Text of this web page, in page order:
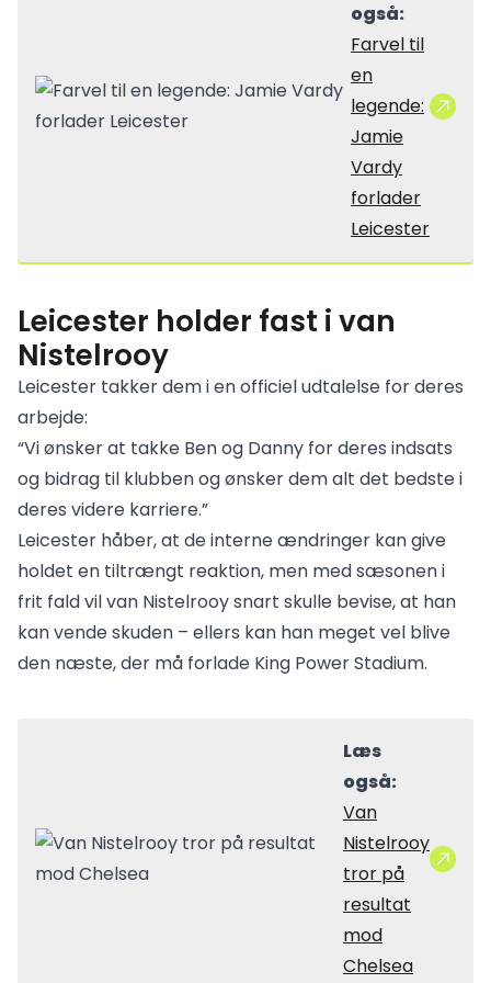
også:
Farvel til
en
legende:
Jamie
Vardy
forlader
Leicester
Leicester holder fast i van
Nistelrooy
Leicester takker dem i en officiel udtalelse for deres
arbejde:
“Vi ønsker at takke Ben og Danny for deres indsats
og bidrag til klubben og ønsker dem alt det bedste i
deres videre karriere.”
Leicester håber, at de interne ændringer kan give
holdet en tiltrængt reaktion, men med sæsonen i
frit fald vil van Nistelrooy snart skulle bevise, at han
kan vende skuden – ellers kan han meget vel blive
den næste, der må forlade King Power Stadium.
Læs
også:
Van
Nistelrooy
tror på
resultat
mod
Chelsea